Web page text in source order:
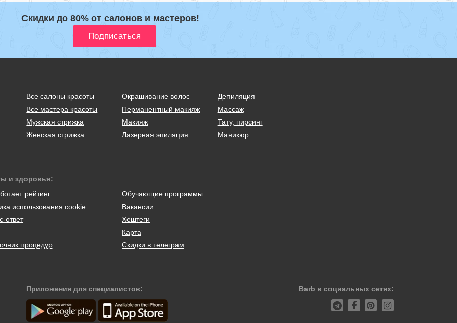
Скидки до 80% от салонов и мастеров!
Все салоны красоты
Все мастера красоты
Мужская стрижка
Женская стрижка
Окрашивание волос
Перманентный макияж
Макияж
Лазерная эпиляция
Депиляция
Массаж
Тату, пирсинг
Маникюр
и здоровья:
рейтинг
использования cookie
ответ
процедур
Обучающие программы
Вакансии
Хештеги
Карта
Скидки в телеграм
Приложения для специалистов: Barb в социальных сетях: